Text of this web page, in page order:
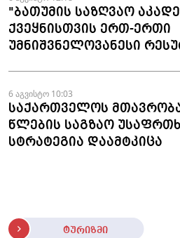
"ბათუმის საზღვაო
ქვეყნისთვის ერთ-ერთი
უმნიშვნელოვანესი
6 აგვისტო 10:03
საქართველოს
წლების საგზაო
სტრატეგია დაამტკიცა
ტურიზმი